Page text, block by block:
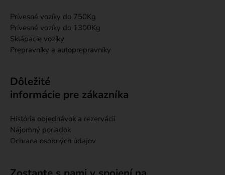
Prívesné vozíky do 750Kg
Prívesné vozíky do 1300Kg
Sklápacie vozíky
Prepravníky a autoprepravníky
Dôležité
informácie pre zákazníka
História objednávok a rezervácii
Nájomný poriadok
Ochrana osobných údajov